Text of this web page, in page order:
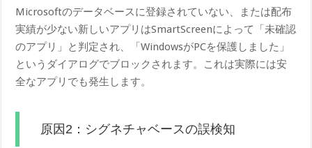
Microsoftのデータベースに登録されていない、または配布
実績が少ない新しいアプリはSmartScreenによって「未確認
のアプリ」と判定され、「WindowsがPCを保護しました」
というダイアログでブロックされます。これは実際には安
全なアプリでも発生します。
原因2：シグネチャベースの誤検知